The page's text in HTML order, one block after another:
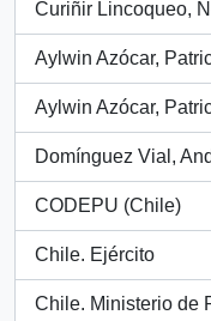
Curiñir Lincoqueo,
, 62 results
Aylwin Azócar,
, 4 results
Aylwin Azócar,
, 1 results
Domínguez Vial,
, 1 results
CODEPU (Chile)
, 1 results
Chile. Ejército
, 1 results
Chile. Ministerio de